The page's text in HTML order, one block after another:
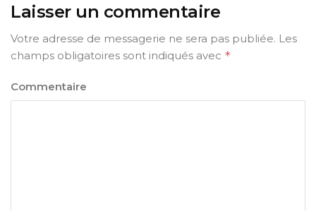
Laisser un commentaire
Votre adresse de messagerie ne sera pas publiée. Les
champs obligatoires sont indiqués avec *
Commentaire